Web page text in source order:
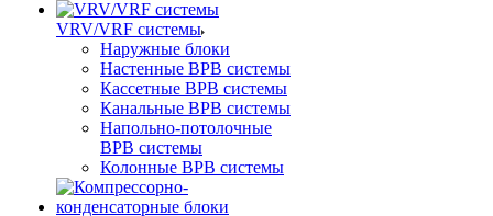
VRV/VRF системы
Наружные блоки
Настенные ВРВ системы
Кассетные ВРВ системы
Канальные ВРВ системы
Напольно-потолочные
ВРВ системы
Колонные ВРВ системы